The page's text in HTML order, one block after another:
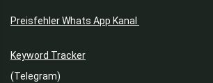
Preisfehler Whats App Kanal
Keyword Tracker
(Telegram)